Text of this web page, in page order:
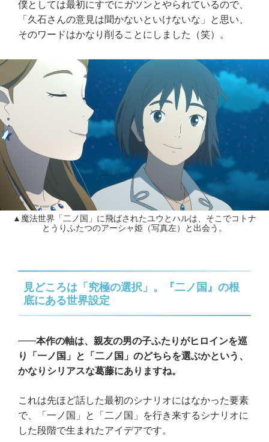
僕としては最初にすでにガツンとやられているので、
「久石さんの意見は聞かないといけないな」と思い、
そのワードはかなり削ることにしました（笑）。
▲魔法世界「二ノ国」に飛ばされたユウとハルは、そこでコトナ
とうりふたつのアーシャ姫（写真左）と出会う。
見どころは「究極の選択」。『二ノ国』の根
底にある世界設定
本作の軸は、親友の男の子ふたりがヒロインを巡
り「一ノ国」と「二ノ国」のどちらを選ぶかという、
かなりシリアスな葛藤にありますね。
これは先ほど話した最初のシナリオにはなかった要素
で、「一ノ国」と「二ノ国」を行き来するシナリオに
した段階で生まれたアイデアです。